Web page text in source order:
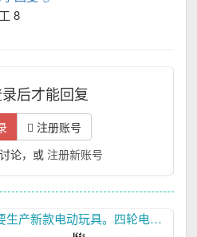
8
后才能回复
注册账号
论，或 注册新账号
轮电动车，欢迎大家给我打电话。13803291888